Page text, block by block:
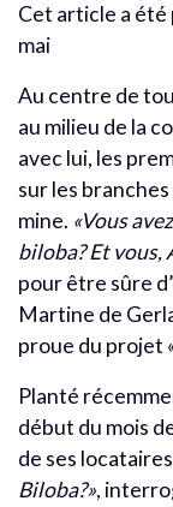
Cet article a été
mai
Au centre de
au milieu de la
avec lui, les
sur les
mine. «Vous
biloba? Et vous,
pour être sûre
Martine de
proue du projet
Planté
début du mois
de ses
Biloba?»,